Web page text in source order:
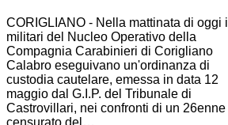
CORIGLIANO - Nella mattinata di oggi i
militari del Nucleo Operativo della
Compagnia Carabinieri di Corigliano
Calabro eseguivano un'ordinanza di
custodia cautelare, emessa in data 12
maggio dal G.I.P. del Tribunale di
Castrovillari, nei confronti di un 26enne
censurato del…